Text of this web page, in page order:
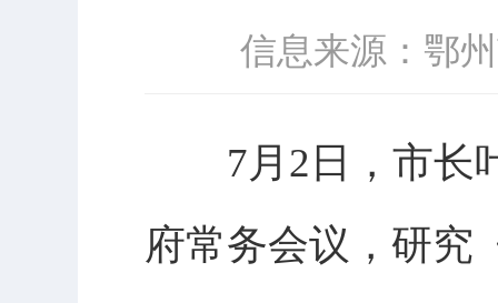
信息来源：鄂
7月 2 日
，市
府常务会议，研究